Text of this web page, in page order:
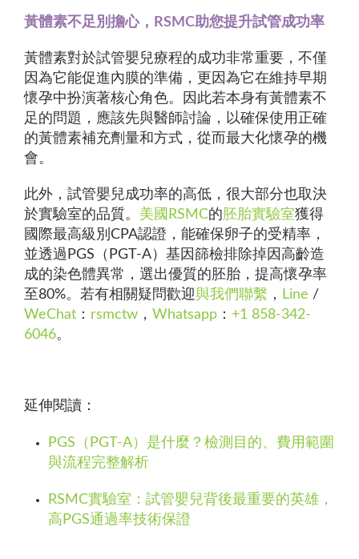
黃體素不足別擔心，RSMC助您提升試管成功率
黃體素對於試管嬰兒療程的成功非常重要，不僅
因為它能促進內膜的準備，更因為它在維持早期
懷孕中扮演著核心角色。因此若本身有黃體素不
足的問題，應該先與醫師討論，以確保使用正確
的黃體素補充劑量和方式，從而最大化懷孕的機
會。
此外，試管嬰兒成功率的高低，很大部分也取決
於實驗室的品質。 美國RSMC的胚胎實驗室獲得
國際最高級別CPA認證，能確保卵子的受精率，
並透過PGS（PGT-A）基因篩檢排除掉因高齡造
成的染色體異常，選出優質的胚胎，提高懷孕率
至80%。若有相關疑問歡迎與我們聯繫 ， Line /
WeChat ： rsmctw ， Whatsapp ： +1 858-342-
6046。
延伸閱讀：
PGS（PGT-A）是什麼？檢測目的、費用範圍
與流程完整解析
RSMC實驗室：試管嬰兒背後最重要的英雄，
高PGS通過率技術保證